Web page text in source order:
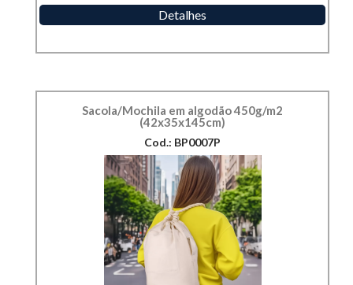
Detalhes
Sacola/Mochila em algodão 450g/m2
(42x35x145cm)
Cod.: BP0007P